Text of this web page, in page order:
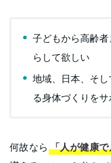
子どもから高齢
らして欲しい
地域、日本、そ
る身体づくりを
何故なら 「人が健康